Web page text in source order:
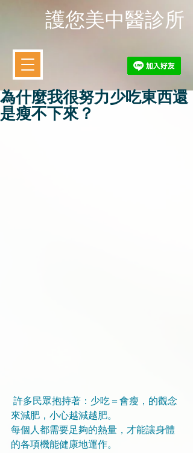
​護您美中醫診所
為什麼我很努力少吃東西還
是瘦不下來？
來減肥，小心越減越肥。
每個人都需要足夠的熱量，才能讓身體
的各項機能健康地運作。